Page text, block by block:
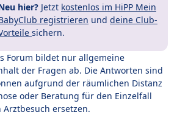
hier? Jetzt kostenlos im HiPP Mein
registrieren und deine Club-
sichern.
Forum bildet nur allgemeine
der Fragen ab. Die Antworten sind
aufgrund der räumlichen Distanz
oder Beratung für den Einzelfall
ersetzen.